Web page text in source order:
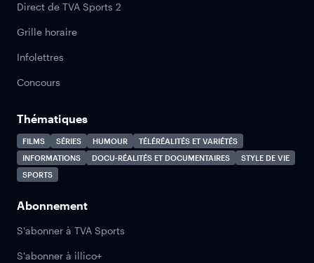
Direct de TVA Sports 2
Grille horaire
Infolettres
Concours
Thématiques
FILMS SÉRIES HUMOUR
TÉLÉRÉALITÉS ET VARIÉTÉS
INFORMATIONS
DOCU-RÉALITÉS ET DOCUMENTAIRES
STYLE DE VIE
SPORTS
Abonnement
S'abonner à TVA Sports
S'abonner à illico+